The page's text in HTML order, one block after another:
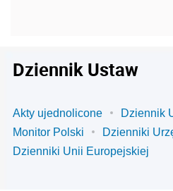
Dziennik Ustaw
Akty ujednolicone
Dziennik
Monitor Polski
Dzienniki
Dzienniki Unii Europejskiej